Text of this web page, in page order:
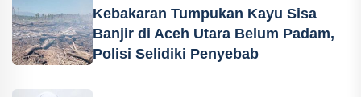
Kebakaran Tumpukan Kayu Sisa
Banjir di Aceh Utara Belum Padam,
Polisi Selidiki Penyebab